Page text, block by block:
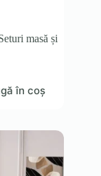
masă și
în coș